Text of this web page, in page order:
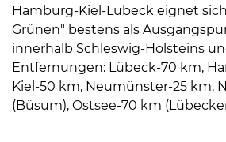
Hamburg-Kiel-Lübeck eignet
Grünen" bestens als
innerhalb Schleswig-Holsteins
Entfernungen: Lübeck-70 km,
Kiel-50 km, Neumünster-25 km,
(Büsum), Ostsee-70 km